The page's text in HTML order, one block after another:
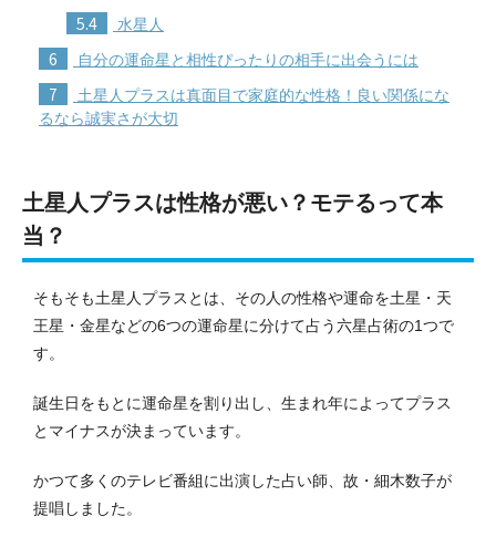
5.4 水星人
6 自分の運命星と相性ぴったりの相手に出会うには
7
土星人プラスは真面目で家庭的な性格！良い関係にな
るなら誠実さが大切
土星人プラスは性格が悪い？モテるって本
当？
そもそも土星人プラスとは、その人の性格や運命を土星・天
王星・金星などの6つの運命星に分けて占う六星占術の1つで
す。
誕生日をもとに運命星を割り出し、生まれ年によってプラス
とマイナスが決まっています。
かつて多くのテレビ番組に出演した占い師、故・細木数子が
提唱しました。